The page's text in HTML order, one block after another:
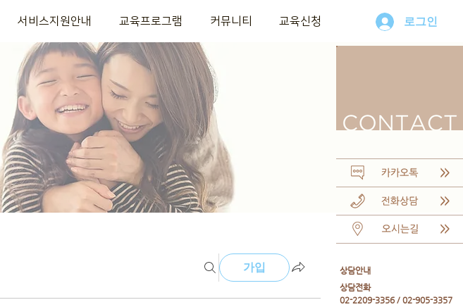
​상담안내
​상담전화
02-2209-3356 / 02-905-3357
서비스지원안내 교육프로그램 커뮤니티 교육신청 로그인
가입